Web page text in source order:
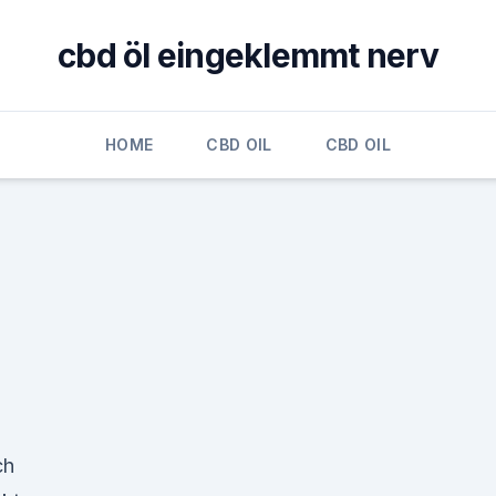
cbd öl eingeklemmt nerv
HOME CBD OIL CBD OIL